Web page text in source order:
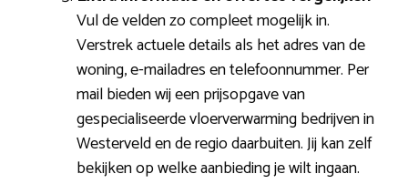
Vul de velden zo compleet mogelijk in.
Verstrek actuele details als het adres van de
woning, e-mailadres en telefoonnummer. Per
mail bieden wij een prijsopgave van
gespecialiseerde vloerverwarming bedrijven in
Westerveld en de regio daarbuiten. Jij kan zelf
bekijken op welke aanbieding je wilt ingaan.